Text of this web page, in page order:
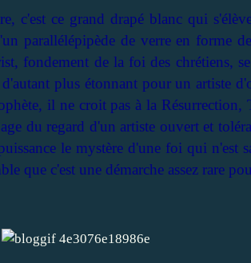
c'est ce grand drapé blanc qui
parallélépipède de verre en forme
fondement de la foi des chrétiens,
plus étonnant pour un artiste
il ne croit pas à la
du regard d'un artiste ouvert et
le mystère d'une foi qui n'est
que c'est une démarche assez rare